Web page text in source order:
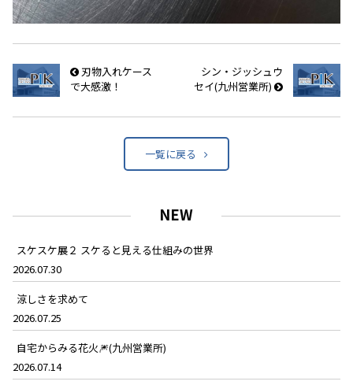
刃物入れケース
で大感激！
シン・ジッシュウ
セイ(九州営業所)
一覧に戻る
NEW
スケスケ展２ スケると見える仕組みの世界
2026.07.30
涼しさを求めて
2026.07.25
自宅からみる花火🎆(九州営業所)
2026.07.14